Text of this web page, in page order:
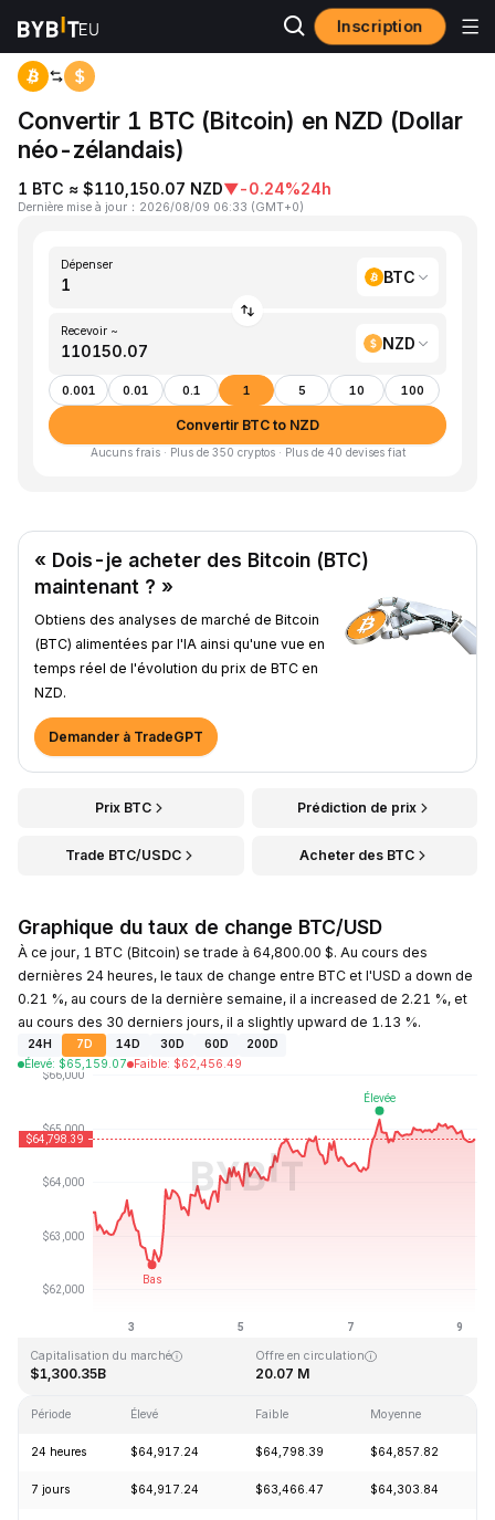
Inscription
Accueil BTC to NZD
Convertir 1 BTC (Bitcoin) en NZD (Dollar
néo-zélandais)
1 BTC ≈ $110,150.07 NZD▼-0.24%24h
Dernière mise à jour ： 2026/08/09 06:33 (GMT+0)
Dépenser
BTC
Recevoir ~
NZD
0.001 0.01 0.1 1 5 10 100
Convertir BTC to NZD
Aucuns frais · Plus de 350 cryptos · Plus de 40 devises fiat
« Dois-je acheter des Bitcoin (BTC)
maintenant ? »
Obtiens des analyses de marché de Bitcoin
(BTC) alimentées par l'IA ainsi qu'une vue en
temps réel de l'évolution du prix de BTC en
NZD.
Demander à TradeGPT
Prix BTC Prédiction de prix
Trade BTC/USDC Acheter des BTC
Graphique du taux de change BTC/USD
À ce jour, 1 BTC (Bitcoin) se trade à 64,800.00 $. Au cours des
dernières 24 heures, le taux de change entre BTC et l'USD a down de
0.21 %, au cours de la dernière semaine, il a increased de 2.21 %, et
au cours des 30 derniers jours, il a slightly upward de 1.13 %.
24H 7D 14D 30D 60D
200D
Élevé: $65,159.07 Faible: $62,456.49
Dernière mise à jour : 2026-08-09, 06:33 GMT+0
Capitalisation du marché
$1,300.35B
Offre en circulation
20.07 M
Période Élevé Faible Moyenne
24 heures $64,917.24 $64,798.39 $64,857.82
7 jours $64,917.24 $63,466.47 $64,303.84